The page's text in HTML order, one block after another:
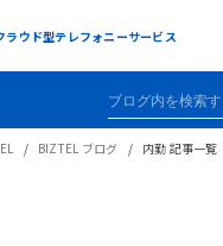
ラウド型テレフォニーサービス
BIZTEL ブログ 内勤 記事一覧